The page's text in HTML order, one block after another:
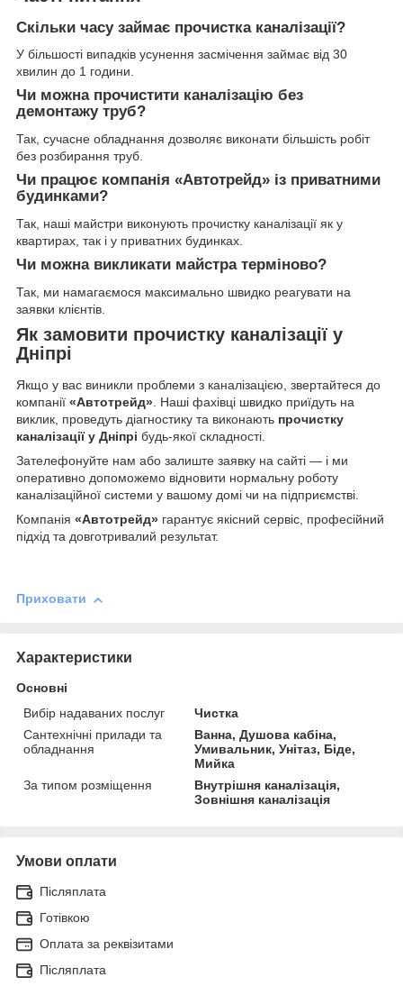
Скільки часу займає прочистка каналізації?
У більшості випадків усунення засмічення займає від 30
хвилин до 1 години.
Чи можна прочистити каналізацію без
демонтажу труб?
Так, сучасне обладнання дозволяє виконати більшість робіт
без розбирання труб.
Чи працює компанія «Автотрейд» із приватними
будинками?
Так, наші майстри виконують прочистку каналізації як у
квартирах, так і у приватних будинках.
Чи можна викликати майстра терміново?
Так, ми намагаємося максимально швидко реагувати на
заявки клієнтів.
Як замовити прочистку каналізації у
Дніпрі
Якщо у вас виникли проблеми з каналізацією, звертайтеся до
компанії «Автотрейд». Наші фахівці швидко приїдуть на
виклик, проведуть діагностику та виконають прочистку
каналізації у Дніпрі будь-якої складності.
Зателефонуйте нам або залиште заявку на сайті — і ми
оперативно допоможемо відновити нормальну роботу
каналізаційної системи у вашому домі чи на підприємстві.
Компанія «Автотрейд» гарантує якісний сервіс, професійний
підхід та довготривалий результат.
Приховати
Характеристики
Основні
Вибір надаваних послуг
Чистка
Сантехнічні прилади та
обладнання
Ванна, Душова кабіна,
Умивальник, Унітаз, Біде,
Мийка
За типом розміщення
Внутрішня каналізація,
Зовнішня каналізація
Умови оплати
Післяплата
Готівкою
Оплата за реквізитами
Післяплата